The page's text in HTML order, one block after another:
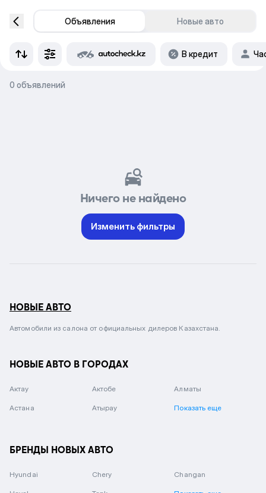
Объявления Новые авто
В кредит
0 объявлений
Ничего не найдено
Изменить фильтры
НОВЫЕ АВТО
Автомобили из салона от официальных дилеров Казахстана.
НОВЫЕ АВТО В ГОРОДАХ
Актау Актобе Алматы
Астана Атырау Показать еще
БРЕНДЫ НОВЫХ АВТО
Hyundai Chery Changan